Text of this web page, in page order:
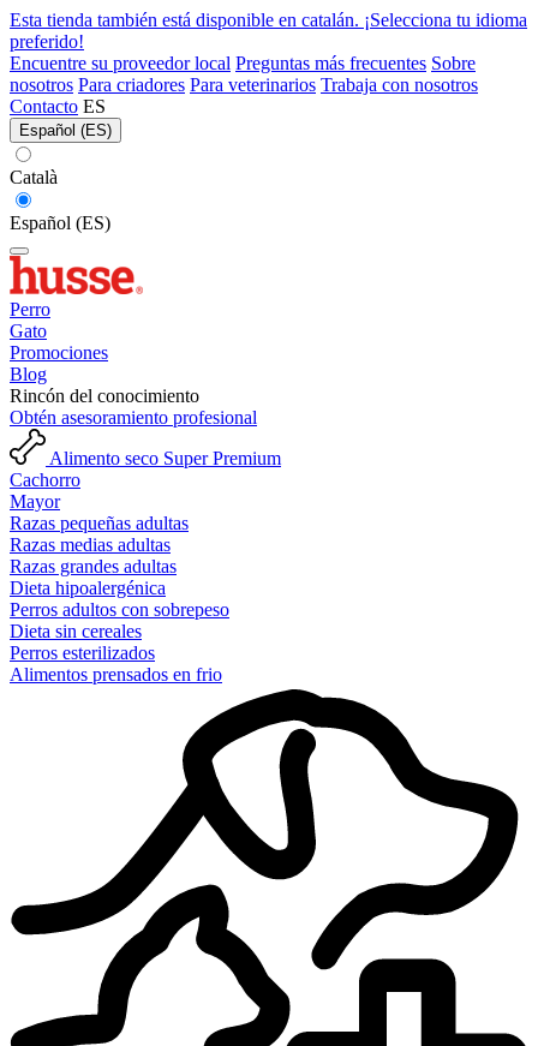
Esta tienda también está disponible en catalán. ¡Selecciona tu idioma
preferido!
Encuentre su proveedor local Preguntas más frecuentes Sobre
nosotros Para criadores Para veterinarios Trabaja con nosotros
Contacto ES
Español (ES)
Català
Español (ES)
Perro
Gato
Promociones
Blog
Rincón del conocimiento
Obtén asesoramiento profesional
Alimento seco Super Premium
Cachorro
Mayor
Razas pequeñas adultas
Razas medias adultas
Razas grandes adultas
Dieta hipoalergénica
Perros adultos con sobrepeso
Dieta sin cereales
Perros esterilizados
Alimentos prensados en frio